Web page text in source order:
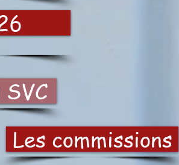
Les commissions